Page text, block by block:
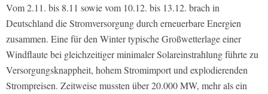
Vom 2.11. bis 8.11 sowie vom 10.12. bis 13.12. brach in
Deutschland die Stromversorgung durch erneuerbare Energien
zusammen. Eine für den Winter typische Großwetterlage einer
Windflaute bei gleichzeitiger minimaler Solareinstrahlung führte zu
Versorgungsknappheit, hohem Stromimport und explodierenden
Strompreisen. Zeitweise mussten über 20.000 MW, mehr als ein